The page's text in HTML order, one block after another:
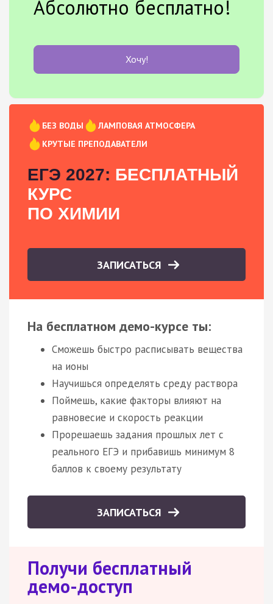
Абсолютно бесплатно!
Хочу!
БЕЗ ВОДЫ
ЛАМПОВАЯ АТМОСФЕРА
КРУТЫЕ ПРЕПОДАВАТЕЛИ
ЕГЭ 2027: БЕСПЛАТНЫЙ
КУРС
ПО ХИМИИ
ЗАПИСАТЬСЯ
На бесплатном демо-курсе ты:
Сможешь быстро расписывать вещества
на ионы
Научишься определять среду раствора
Поймешь, какие факторы влияют на
равновесие и скорость реакции
Прорешаешь задания прошлых лет с
реального ЕГЭ и прибавишь минимум 8
баллов к своему результату
ЗАПИСАТЬСЯ
Получи бесплатный
демо-доступ